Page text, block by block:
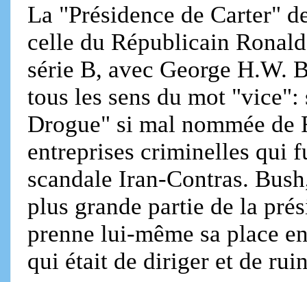
La "Présidence de Carter"
celle du Républicain
série B, avec George H.W.
tous les sens du mot
Drogue" si mal nommée de
entreprises criminelles qui
scandale Iran-Contras.
plus grande partie de la
prenne lui-même sa place
qui était de diriger et de